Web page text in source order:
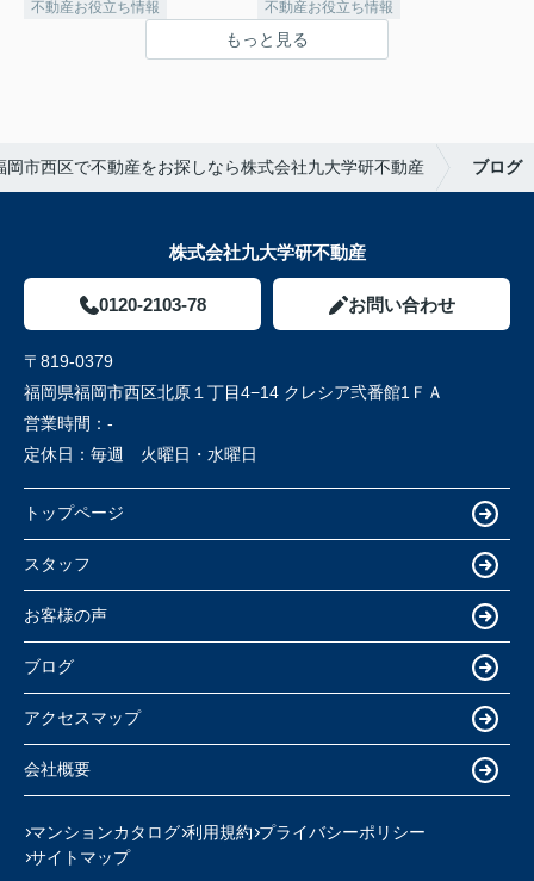
不動産お役立ち情報
不動産お役立ち情報
もっと見る
岡市西区で不動産をお探しなら株式会社九大学研不動産 ブログ
株式会社九大学研不動産
0120-2103-78 お問い合わせ
〒819-0379
福岡県福岡市西区北原１丁目4−14 クレシア弐番館1ＦＡ
営業時間： -
定休日： 毎週 火曜日・水曜日
トップページ
スタッフ
お客様の声
ブログ
アクセスマップ
会社概要
マンションカタログ 利用規約 プライバシーポリシー
サイトマップ